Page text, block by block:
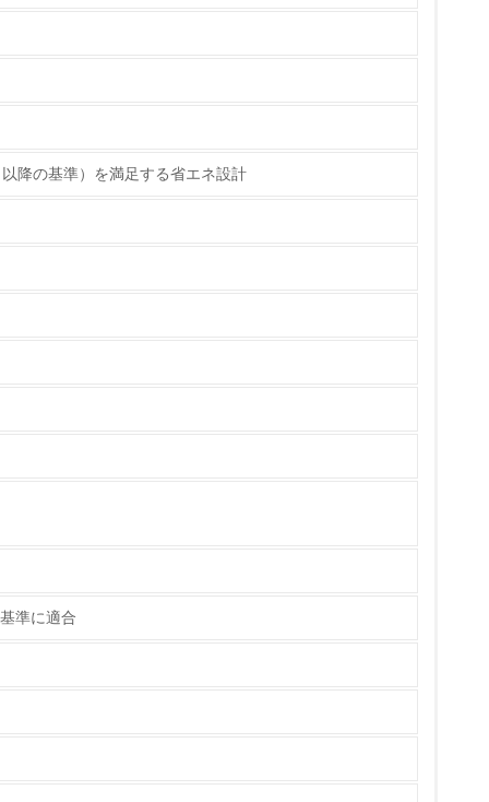
理解し、実践している
る
標や計画を立てている
降の基準）を満足する省エネ設計
準に適合